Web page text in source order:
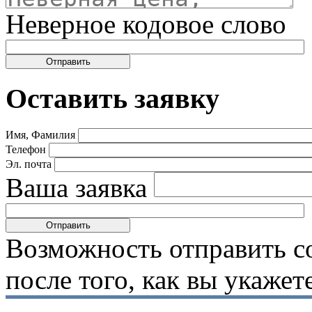
Неверное кодовое слово
Оставить заявку
Имя, Фамилия
Телефон
Эл. почта
Ваша заявка
Возможность отправить
после того, как вы